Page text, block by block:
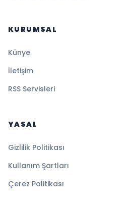
KURUMSAL
Künye
İletişim
RSS Servisleri
YASAL
Gizlilik Politikası
Kullanım Şartları
Çerez Politikası